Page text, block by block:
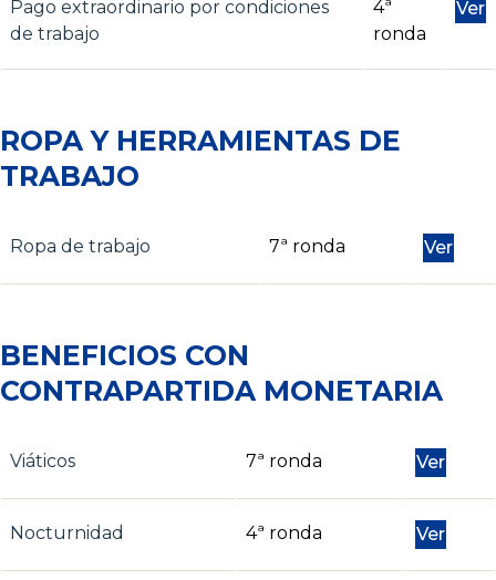
Pago extraordinario por condiciones
de trabajo
4ª
ronda
Ver
ROPA Y HERRAMIENTAS DE
TRABAJO
Ropa de trabajo 7ª ronda Ver
BENEFICIOS CON
CONTRAPARTIDA MONETARIA
Viáticos 7ª ronda Ver
Nocturnidad 4ª ronda Ver